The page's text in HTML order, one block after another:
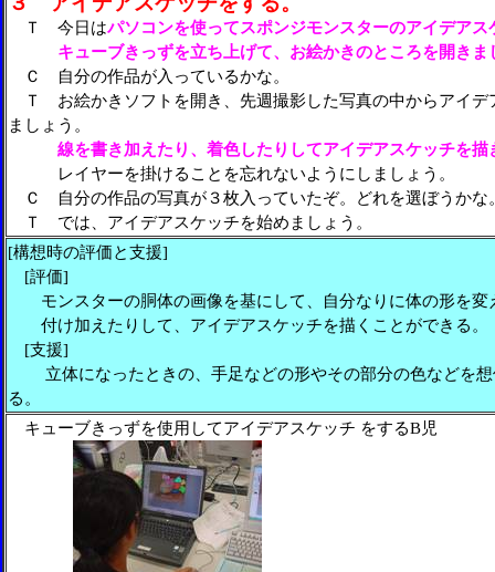
Ｔ 今日はパソコンを使ってスポンジモンスターのアイデアス
キューブきっずを立ち上げて、お絵かきのところを開きま
Ｃ 自分の作品が入っているかな。
Ｔ お絵かきソフトを開き、先週撮影した写真の中からアイデ
ましょう。
線を書き加えたり、着色したりしてアイデアスケッチを描
レイヤーを掛けることを忘れないようにしましょう。
Ｃ 自分の作品の写真が３枚入っていたぞ。どれを選ぼうかな
Ｔ では、アイデアスケッチを始めましょう。
[構想時の評価と支援]
[評価]
モンスターの胴体の画像を基にして、自分なりに体の形を変
付け加えたりして、アイデアスケッチを描くことができる。
[支援]
立体になったときの、手足などの形やその部分の色などを
る。
キューブきっずを使用してアイデアスケッチ をするB児